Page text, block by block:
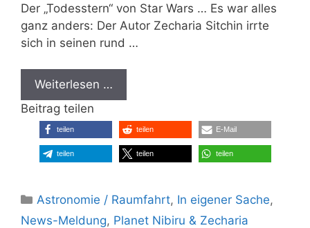
Der „Todesstern“ von Star Wars … Es war alles
ganz anders: Der Autor Zecharia Sitchin irrte
sich in seinen rund …
Weiterlesen …
Beitrag teilen
teilen teilen E-Mail
teilen teilen teilen
Kategorien
Astronomie / Raumfahrt, In eigener Sache,
News-Meldung, Planet Nibiru & Zecharia